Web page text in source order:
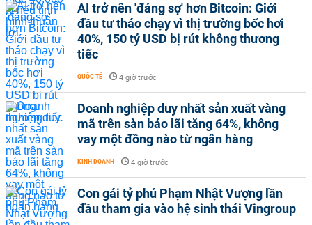
AI trở nên 'đáng sợ' hơn Bitcoin: Giới
đầu tư tháo chạy vì thị trường bốc hơi
40%, 150 tỷ USD bị rút không thương
tiếc
QUỐC TẾ - 4 giờ trước
Doanh nghiệp duy nhất sản xuất vàng
mã trên sàn báo lãi tăng 64%, không
vay một đồng nào từ ngân hàng
KINH DOANH - 4 giờ trước
Con gái tỷ phú Phạm Nhật Vượng lần
đầu tham gia vào hệ sinh thái Vingroup